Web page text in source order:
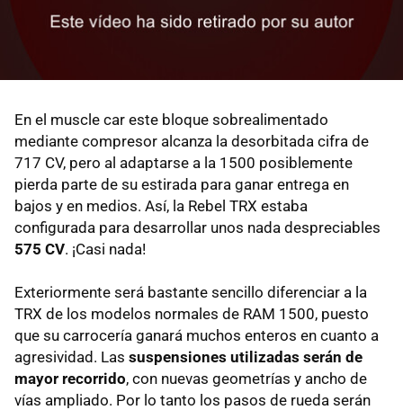
En el muscle car este bloque sobrealimentado
mediante compresor alcanza la desorbitada cifra de
717 CV, pero al adaptarse a la 1500 posiblemente
pierda parte de su estirada para ganar entrega en
bajos y en medios. Así, la Rebel TRX estaba
configurada para desarrollar unos nada despreciables
575 CV. ¡Casi nada!
Exteriormente será bastante sencillo diferenciar a la
TRX de los modelos normales de RAM 1500, puesto
que su carrocería ganará muchos enteros en cuanto a
agresividad. Las suspensiones utilizadas serán de
mayor recorrido, con nuevas geometrías y ancho de
vías ampliado. Por lo tanto los pasos de rueda serán